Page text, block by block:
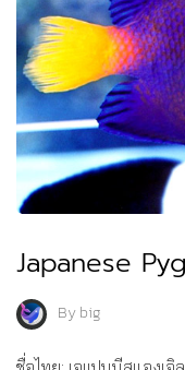
Japanese
Bybig